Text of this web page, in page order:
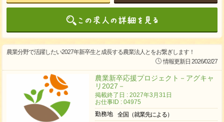
農業分野で活躍したい2027年新卒生と成長する農業法人とをお繋ぎします！
情報更新日 2026/02/27
農業新卒応援プロジェクト－アグキャ
リ2027－
掲載終了日 : 2027年3月31日
お仕事ID : 04975
勤務地
全国（就業先による）